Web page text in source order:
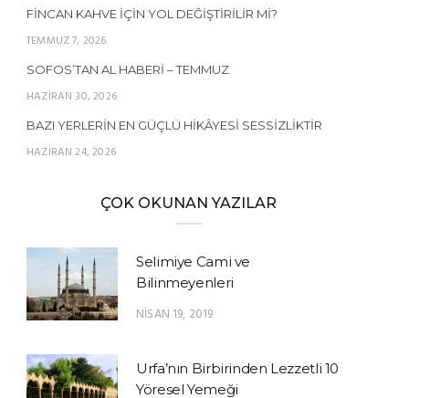
FINCAN KAHVE İÇIN YOL DEĞIŞTIRILIR MI?
TEMMUZ 7, 2026
SOFOS’TAN AL HABERI – TEMMUZ
HAZIRAN 30, 2026
BAZI YERLERIN EN GÜÇLÜ HIKÂYESI SESSIZLIKTIR
HAZIRAN 24, 2026
ÇOK OKUNAN YAZILAR
Selimiye Cami ve
Bilinmeyenleri
NISAN 19, 2019
Urfa’nın Birbirinden Lezzetli 10
Yöresel Yemeği